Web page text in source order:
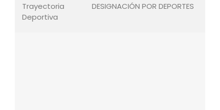
Trayectoria
Deportiva
DESIGNACIÓN POR DEPORTES